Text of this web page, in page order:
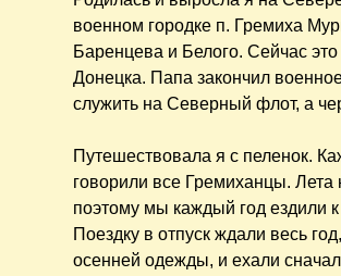
военном городке п. Гремиха
Баренцева и Белого. Сейчас
Донецка. Папа закончил
служить на Северный флот, а
Путешествовала я с пеленок.
говорили все Гремиханцы. Лета
поэтому мы каждый год ездили
Поездку в отпуск ждали весь
осенней одежды, и ехали